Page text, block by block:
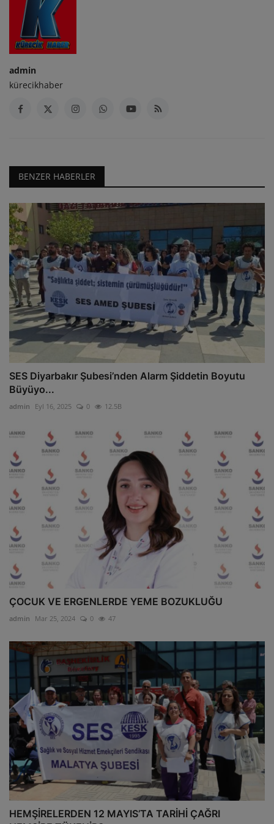
admin
kürecikhaber
BENZER HABERLER
SES Diyarbakır Şubesi’nden Alarm Şiddetin Boyutu
Büyüyo...
admin Eyl 16, 2025 0 12.5B
ÇOCUK VE ERGENLERDE YEME BOZUKLUĞU
admin Mar 25, 2024 0 47
HEMŞİRELERDEN 12 MAYIS’TA TARİHİ ÇAĞRI